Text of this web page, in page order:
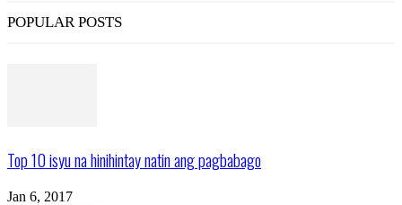
POPULAR POSTS
Top 10 isyu na hinihintay natin ang pagbabago
Jan 6, 2017